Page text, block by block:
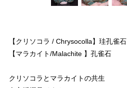
【クリソコラ / Chrysocolla】珪孔雀石
【マラカイト/Malachite 】孔雀石
クリソコラとマラカイトの共生